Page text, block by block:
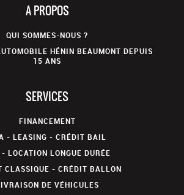
A PROPOS
QUI SOMMES-NOUS ?
HÉNIN BEAUMONT DEPUIS
15 ANS
SERVICES
FINANCEMENT
- LEASING - CRÉDIT BAIL
LOCATION LONGUE DURÉE
CLASSIQUE - CRÉDIT BALLON
DE VÉHICULES